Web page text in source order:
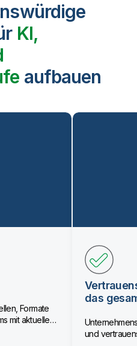
KI,
aufbauen
Formate
mit aktuellen
das
und